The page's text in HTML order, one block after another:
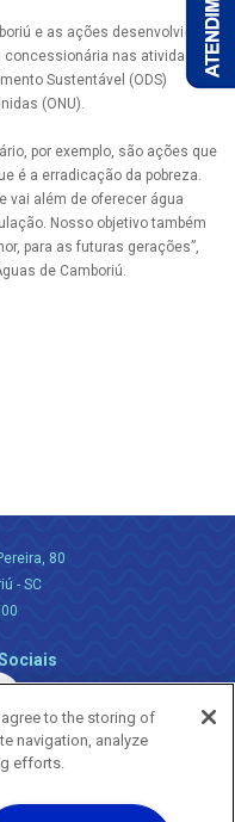
e as ações desenvolvidas
concessionária nas atividades
Sustentável (ODS)
(ONU).
por exemplo, são ações que
é a erradicação da pobreza.
vai além de oferecer água
Nosso objetivo também
para as futuras gerações”,
de Camboriú.
80
- SC
to the storing of
navigation, analyze
efforts.